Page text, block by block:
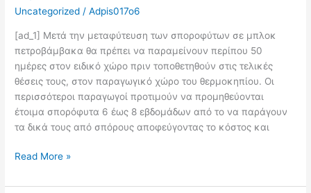
Uncategorized /Adpis017o6
[ad_1] Μετά την μεταφύτευση των σποροφύτων σε μπλοκ
πετροβάμβακα θα πρέπει να παραμείνουν περίπου 50
ημέρες στον ειδικό χώρο πριν τοποθετηθούν στις τελικές
θέσεις τους, στον παραγωγικό χώρο του θερμοκηπίου. Οι
περισσότεροι παραγωγοί προτιμούν να προμηθεύονται
έτοιμα σπορόφυτα 6 έως 8 εβδομάδων από το να παράγουν
τα δικά τους από σπόρους αποφεύγοντας το κόστος και
Read More »